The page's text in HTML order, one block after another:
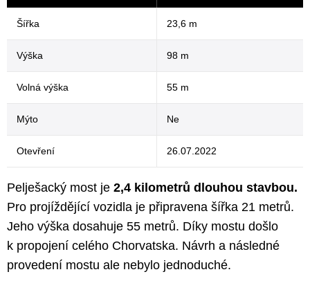
Šířka 23,6 m
Výška 98 m
Volná výška 55 m
Mýto Ne
Otevření 26.07.2022
Pelješacký most je 2,4 kilometrů dlouhou stavbou.
Pro projíždějící vozidla je připravena šířka 21 metrů.
Jeho výška dosahuje 55 metrů. Díky mostu došlo
k propojení celého Chorvatska. Návrh a následné
provedení mostu ale nebylo jednoduché.